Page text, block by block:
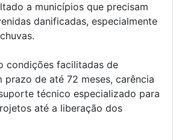
a municípios que precisam
danificadas, especialmente
condições facilitadas de
prazo de até 72 meses, carência
técnico especializado para
até a liberação dos